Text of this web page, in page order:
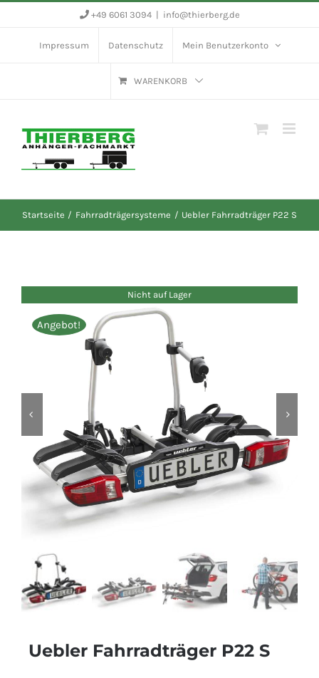
springen
+49 6061 3094 info@thierberg.de
Impressum Datenschutz Mein Benutzerkonto
WARENKORB
Startseite Fahrradträgersysteme Uebler Fahrradträger P22 S
Nicht auf Lager
Angebot!
Uebler Fahrradträger P22 S